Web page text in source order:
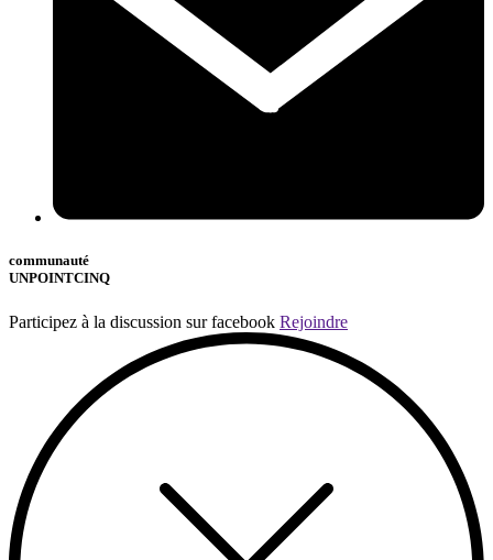
communauté
UNPOINTCINQ
Participez à la discussion sur facebook Rejoindre